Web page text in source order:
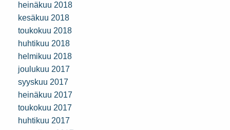
heinäkuu 2018
kesäkuu 2018
toukokuu 2018
huhtikuu 2018
helmikuu 2018
joulukuu 2017
syyskuu 2017
heinäkuu 2017
toukokuu 2017
huhtikuu 2017